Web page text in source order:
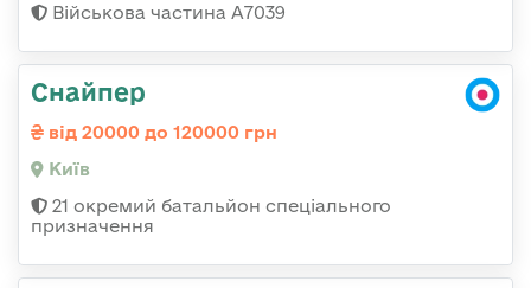
Військова частина А7039
Снайпер
від 20000 до 120000 грн
Київ
21 окремий батальйон спеціального
призначення